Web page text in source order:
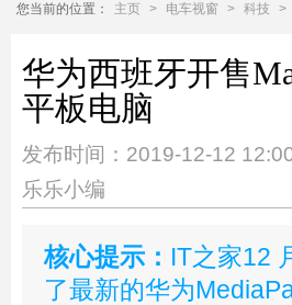
您当前的位置： 主页 > 电车视窗 > 科技 >
华为西班牙开售
平板电脑
发布时间：2019-12-12
乐乐小编
核心提示： IT之家12
了最新的华为